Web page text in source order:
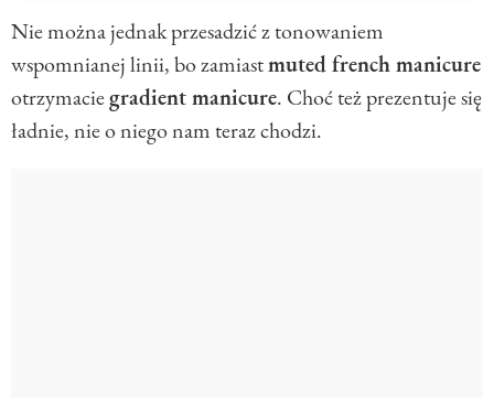
Nie można jednak przesadzić z tonowaniem
wspomnianej linii, bo zamiastmuted french manicure
otrzymaciegradient manicure. Choć też prezentuje się
ładnie, nie o niego nam teraz chodzi.